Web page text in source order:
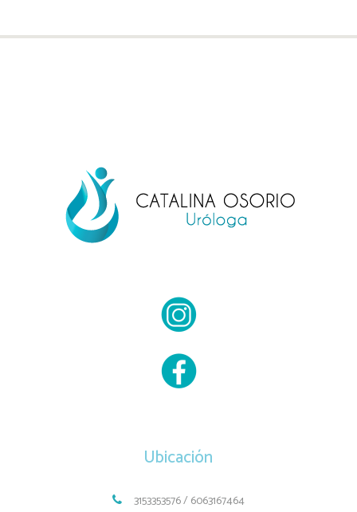
Ubicación
3153353576 / 6063167464